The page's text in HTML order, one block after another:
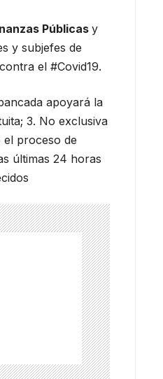
Públicas y
y subjefes de
el #Covid19.
apoyará la
3. No exclusiva
el proceso de
últimas 24 horas